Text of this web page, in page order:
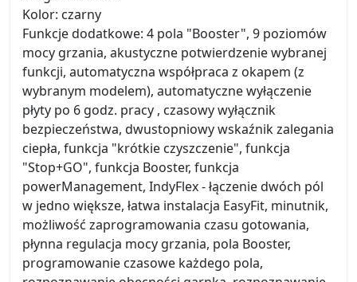
Kolor: czarny
Funkcje dodatkowe: 4 pola "Booster", 9 poziomów
mocy grzania, akustyczne potwierdzenie wybranej
funkcji, automatyczna współpraca z okapem (z
wybranym modelem), automatyczne wyłączenie
płyty po 6 godz. pracy , czasowy wyłącznik
bezpieczeństwa, dwustopniowy wskaźnik zalegania
ciepła, funkcja "krótkie czyszczenie", funkcja
"Stop+GO", funkcja Booster, funkcja
powerManagement, IndyFlex - łączenie dwóch pól
w jedno większe, łatwa instalacja EasyFit, minutnik,
możliwość zaprogramowania czasu gotowania,
płynna regulacja mocy grzania, pola Booster,
programowanie czasowe każdego pola,